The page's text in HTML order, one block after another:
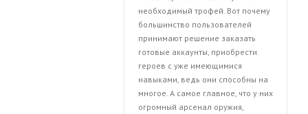
необходимый трофей. Вот почему
большинство пользователей
принимают решение заказать
готовые аккаунты, приобрести
героев с уже имеющимися
навыками, ведь они способны на
многое. А самое главное, что у них
огромный арсенал оружия,